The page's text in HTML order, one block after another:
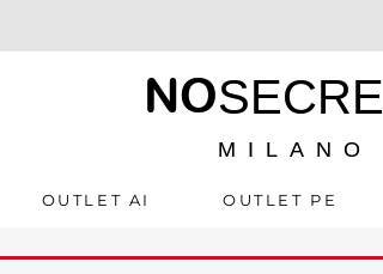
NO
MILANO
OUTLET AI OUTLET PE